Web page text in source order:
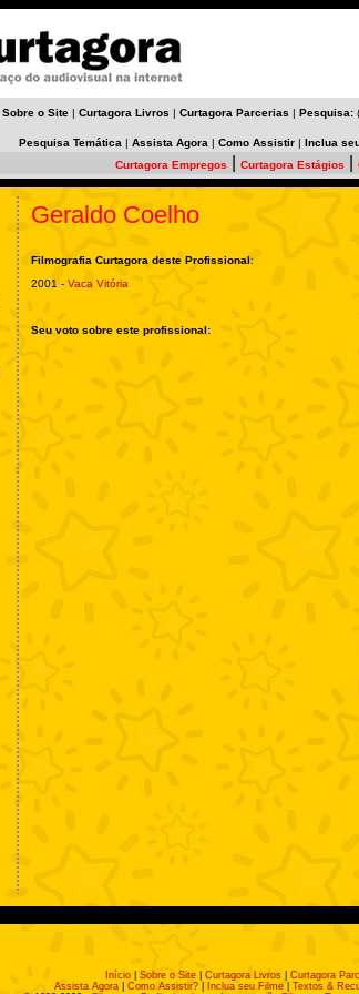
Sobre o Site | Curtagora Livros | Curtagora Parcerias | Pesquisa:
Pesquisa Temática | Assista Agora | Como Assistir | Inclua
Curtagora Empregos
Curtagora Estágios
Geraldo Coelho
Filmografia Curtagora deste Profissional:
2001 - Vaca Vitória
Seu voto sobre este profissional:
Início Sobre o Site Curtagora Livros Curtagora
Assista Agora| Como Assistir?| Inclua seu Filme| Textos &